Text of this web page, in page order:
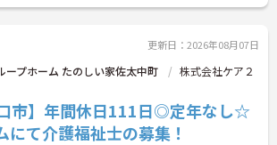
更新日：2026年08月07日
ープホーム たのしい家佐太中町
株式会社ケア２
口市】年間休日111日◎定年なし☆
にて介護福祉士の募集！